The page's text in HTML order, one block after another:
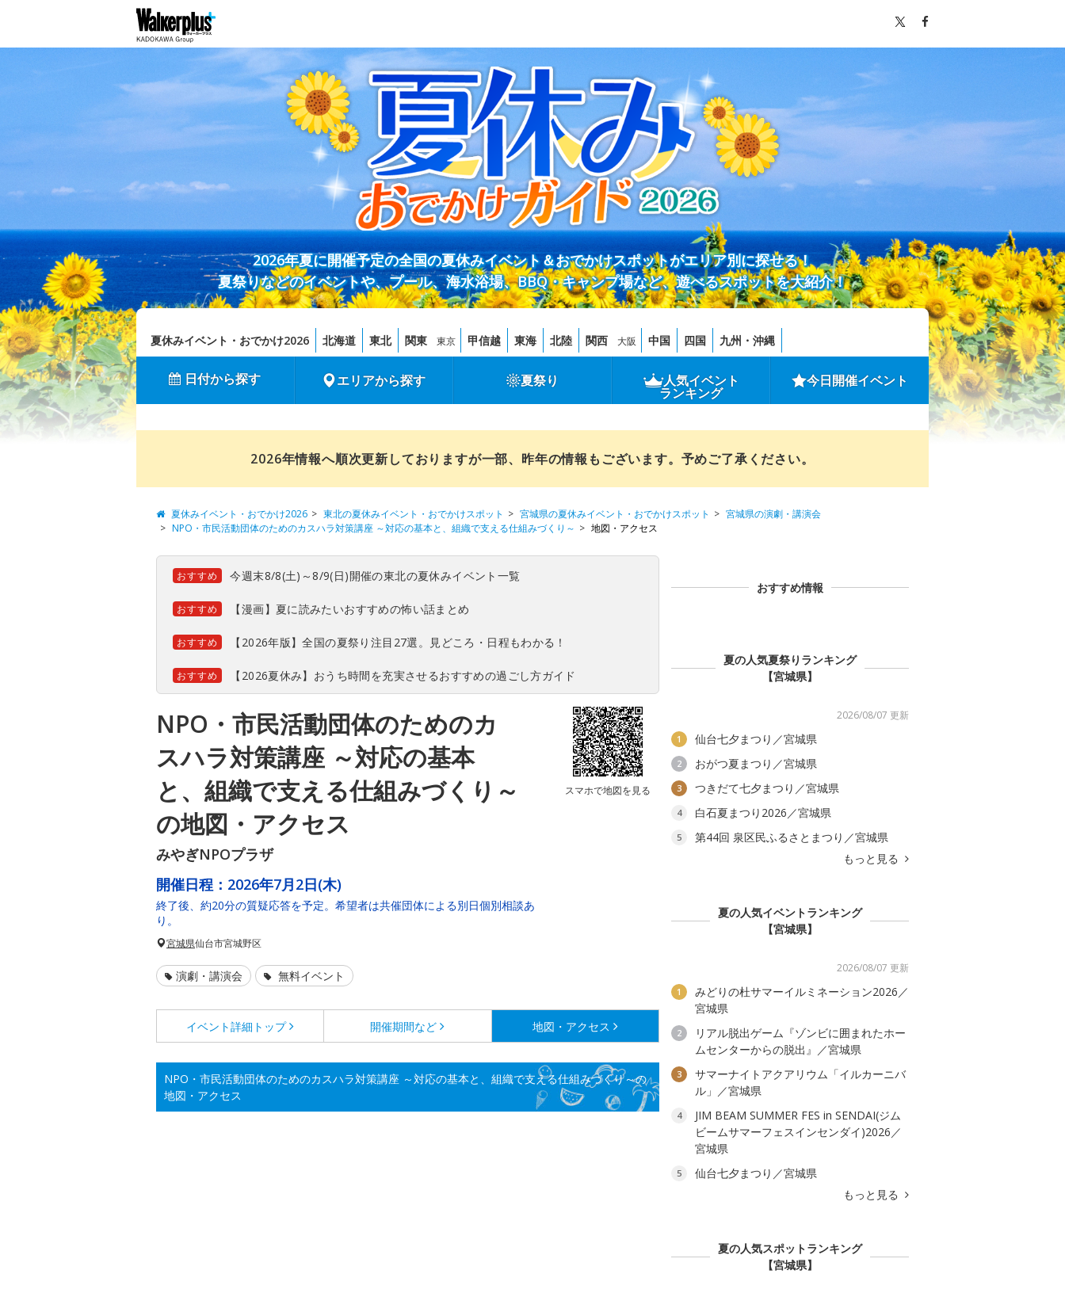
2026年夏に開催予定の全国の夏休みイベント＆おでかけスポットがエリア別に探せる！
夏祭りなどのイベントや、プール、海水浴場、BBQ・キャンプ場など、遊べるスポットを大紹介！
夏休みイベント・おでかけ2026 北海道 東北 関東 東京 甲信越 東海 北陸 関西 大阪 中国 四国 九州・沖縄
日付から探す エリアから探す 夏祭り 人気イベント
ランキング
今日開催イベント
2026年情報へ順次更新しておりますが一部、昨年の情報もございます。予めご了承ください。
夏休みイベント・おでかけ2026 東北の夏休みイベント・おでかけスポット 宮城県の夏休みイベント・おでかけスポット
宮城県の演劇・講演会
NPO・市民活動団体のためのカスハラ対策講座 ～対応の基本と、組織で支える仕組みづくり～
地図・アクセス
おすすめ 今週末8/8(土)～8/9(日)開催の東北の夏休みイベント一覧
おすすめ 【漫画】夏に読みたいおすすめの怖い話まとめ
おすすめ 【2026年版】全国の夏祭り注目27選。見どころ・日程もわかる！
おすすめ 【2026夏休み】おうち時間を充実させるおすすめの過ごし方ガイド
NPO・市民活動団体のためのカ
スハラ対策講座 ～対応の基本
と、組織で支える仕組みづくり～
の地図・アクセス
みやぎNPOプラザ
スマホで地図を見る
開催日程： 2026年7月2日(木)
終了後、約20分の質疑応答を予定。希望者は共催団体による別日個別相談あ
り。
宮城県仙台市宮城野区
演劇・講演会 無料イベント
イベント詳細 トップ 開催期間など 地図・アクセス
NPO・市民活動団体のためのカスハラ対策講座 ～対応の基本と、組織で支える仕組みづくり～の
地図・アクセス
おすすめ情報
夏の人気夏祭りランキング
【宮城県】
2026/08/07 更新
1 仙台七夕まつり／宮城県
2 おがつ夏まつり／宮城県
3 つきだて七夕まつり／宮城県
4 白石夏まつり2026／宮城県
5
第44回 泉区民ふるさとまつり／宮城県
もっと見る
夏の人気イベントランキング
【宮城県】
2026/08/07 更新
1
みどりの杜サマーイルミネーション2026／
宮城県
2
リアル脱出ゲーム『ゾンビに囲まれたホー
ムセンターからの脱出』／宮城県
3
サマーナイトアクアリウム「イルカーニバ
ル」／宮城県
4
JIM BEAM SUMMER FES in SENDAI(ジム
ビームサマーフェスインセンダイ)2026／
宮城県
5
仙台七夕まつり／宮城県
もっと見る
夏の人気スポットランキング
【宮城県】